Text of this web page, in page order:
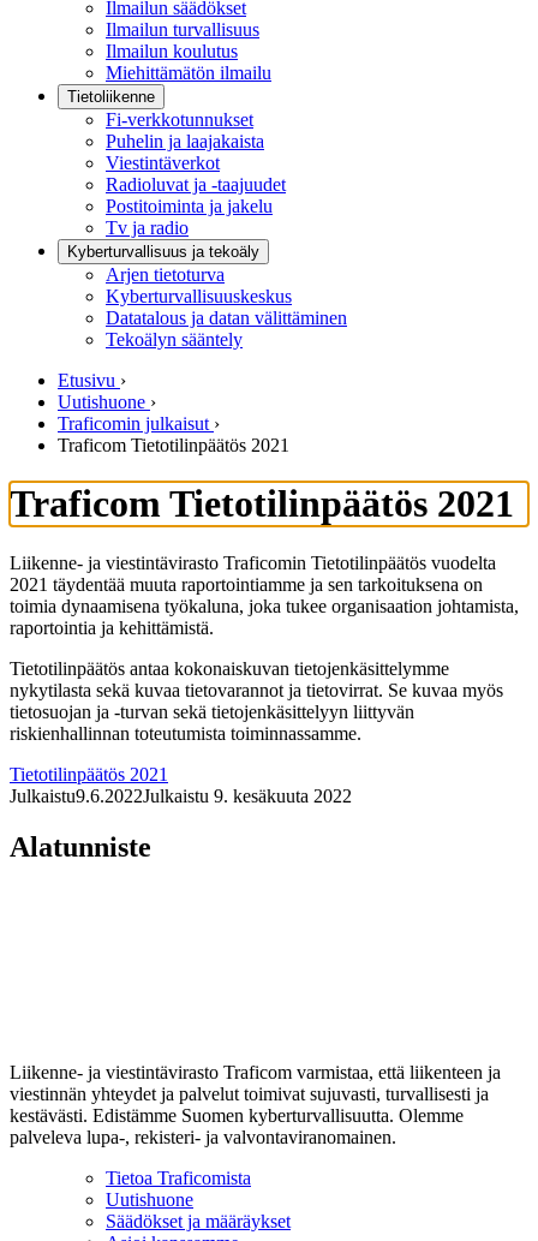
Ilmailun säädökset
Ilmailun turvallisuus
Ilmailun koulutus
Miehittämätön ilmailu
Tietoliikenne
Fi-verkkotunnukset
Puhelin ja laajakaista
Viestintäverkot
Radioluvat ja -taajuudet
Postitoiminta ja jakelu
Tv ja radio
Kyberturvallisuus ja tekoäly
Arjen tietoturva
Kyberturvallisuuskeskus
Datatalous ja datan välittäminen
Tekoälyn sääntely
Etusivu ›
Uutishuone ›
Traficomin julkaisut ›
Traficom Tietotilinpäätös 2021
Traficom Tietotilinpäätös 2021
Liikenne- ja viestintävirasto Traficomin Tietotilinpäätös vuodelta
2021 täydentää muuta raportointiamme ja sen tarkoituksena on
toimia dynaamisena työkaluna, joka tukee organisaation johtamista,
raportointia ja kehittämistä.
Tietotilinpäätös antaa kokonaiskuvan tietojenkäsittelymme
nykytilasta sekä kuvaa tietovarannot ja tietovirrat. Se kuvaa myös
tietosuojan ja -turvan sekä tietojenkäsittelyyn liittyvän
riskienhallinnan toteutumista toiminnassamme.
Tietotilinpäätös 2021
Julkaistu9.6.2022Julkaistu 9. kesäkuuta 2022
Alatunniste
Liikenne- ja viestintävirasto Traficom varmistaa, että liikenteen ja
viestinnän yhteydet ja palvelut toimivat sujuvasti, turvallisesti ja
kestävästi. Edistämme Suomen kyberturvallisuutta. Olemme
palveleva lupa-, rekisteri- ja valvontaviranomainen.
Tietoa Traficomista
Uutishuone
Säädökset ja määräykset